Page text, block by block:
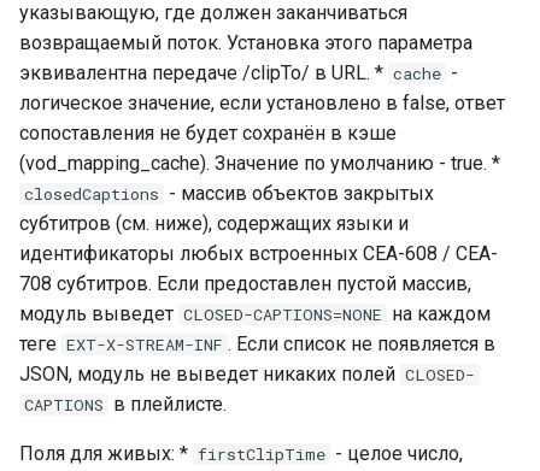
указывающую, где должен заканчиваться
возвращаемый поток. Установка этого параметра
эквивалентна передаче /clipTo/ в URL. * cache -
логическое значение, если установлено в false, ответ
сопоставления не будет сохранён в кэше
(vod_mapping_cache). Значение по умолчанию - true. *
closedCaptions - массив объектов закрытых
субтитров (см. ниже), содержащих языки и
идентификаторы любых встроенных CEA-608 / CEA-
708 субтитров. Если предоставлен пустой массив,
модуль выведет CLOSED-CAPTIONS=NONE на каждом
теге EXT-X-STREAM-INF . Если список не появляется в
JSON, модуль не выведет никаких полей CLOSED-
CAPTIONS в плейлисте.
Поля для живых: * firstClipTime - целое число,